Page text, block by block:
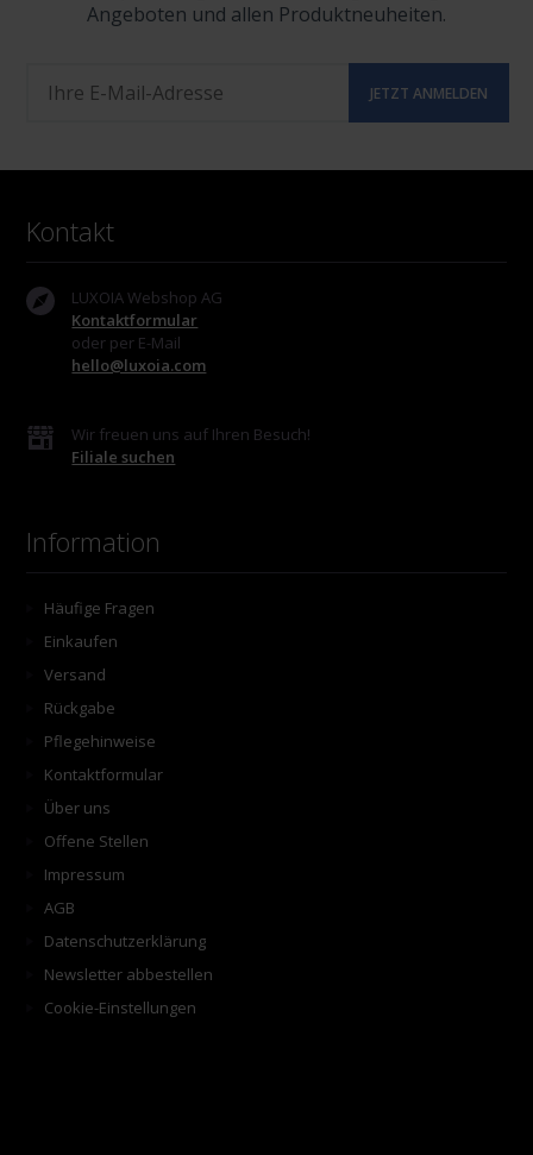
Angeboten und allen Produktneuheiten.
Kontakt
LUXOIA Webshop AG
Kontaktformular
oder per E-Mail
hello@luxoia.com
Wir freuen uns auf Ihren Besuch!
Filiale suchen
Information
Häufige Fragen
Einkaufen
Versand
Rückgabe
Pflegehinweise
Kontaktformular
Über uns
Offene Stellen
Impressum
AGB
Datenschutzerklärung
Newsletter abbestellen
Cookie-Einstellungen